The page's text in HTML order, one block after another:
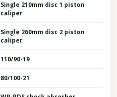
Single 210mm disc 1 piston
caliper
Single 260mm disc 2 piston
caliper
110/90-19
80/100-21